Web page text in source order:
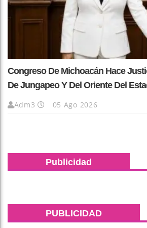
Congreso De Michoacán Hace
De Jungapeo Y Del Oriente Del
Adm3 05 Ago 2026
Publicidad
PUBLICIDAD